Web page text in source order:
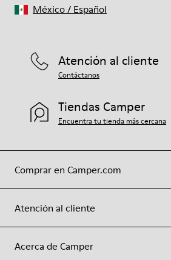
Comprar en Camper.com
Atención al cliente
Acerca de Camper
Atención al cliente
Contáctanos
Tiendas Camper
Encuentra tu tienda más cercana
México/ Español